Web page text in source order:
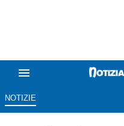
NOTIZIE